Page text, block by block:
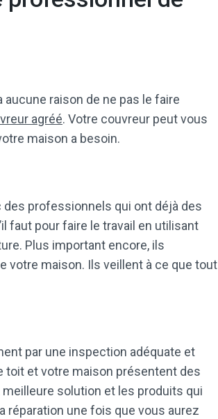
raison de ne pas le faire
agréé. Votre couvreur peut vous
maison a besoin.
des professionnels qui ont déjà des
faut pour faire le travail en utilisant
Plus important encore, ils
votre maison. Ils veillent à ce que tout
par une inspection adéquate et
toit et votre maison présentent des
solution et les produits qui
réparation une fois que vous aurez